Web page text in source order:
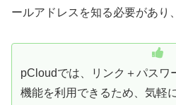
ールアドレスを知る必要があり
pCloudでは、リンク＋パスワ
機能を利用できるため、気軽